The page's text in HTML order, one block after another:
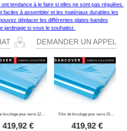
tendance à le faire si elles ne sont pas régulées.
à assembler et les matériaux durables les
déplacer les différentes plates-bandes
jardinage si vous le souhaitez.
DEMANDER UN APPEL
Film de bricolage pour serre 120Mic, 6x100m, 1 rouleau, transparent
419,92€
Film de bricolage pour serre 150Mic, 6x80m, 1 rouleau, transparent
419,92€